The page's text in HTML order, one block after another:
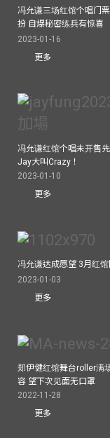
冯允谦三场红馆个唱门
扮 自爆秘密练兵有惊喜
2023-01-16
更多
冯允谦红馆个唱未开售
Jay大叫Crazy！
2023-01-10
更多
冯允谦达成愿望 3月红
2023-01-03
更多
郑伊健红馆舞台roller满
容 望下次见面无口罩
2022-11-28
更多